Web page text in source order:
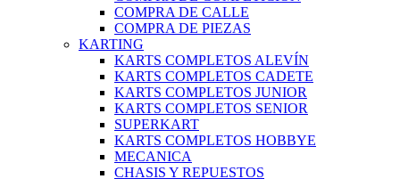
COMPRA DE CALLE
COMPRA DE PIEZAS
KARTING
KARTS COMPLETOS ALEVÍN
KARTS COMPLETOS CADETE
KARTS COMPLETOS JUNIOR
KARTS COMPLETOS SENIOR
SUPERKART
KARTS COMPLETOS HOBBYE
MECANICA
CHASIS Y REPUESTOS